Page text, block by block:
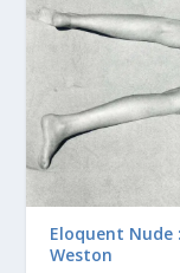
Eloquent Nude
Weston